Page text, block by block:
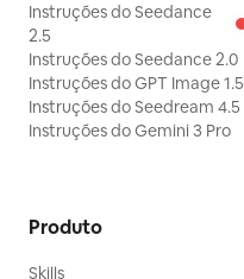
Instruções do Seedance
2.5
Instruções do Seedance 2.0
Instruções do GPT Image 1.5
Instruções do Seedream 4.5
Instruções do Gemini 3 Pro
Produto
Skills